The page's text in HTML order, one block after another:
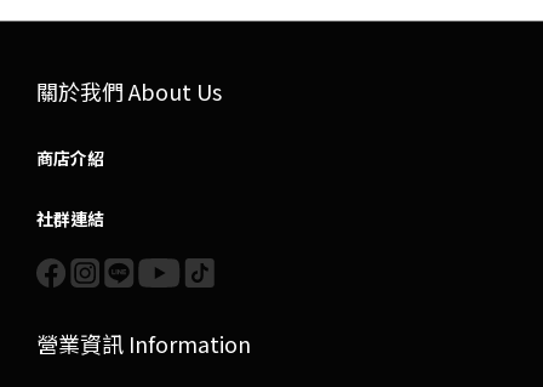
關於我們 About Us
商店介紹
社群連結
營業資訊 Information